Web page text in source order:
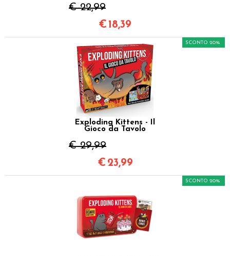
€ 22,99
€ 18,39
Exploding Kittens - Il
Gioco da Tavolo
€ 29,99
SCONTO 20%
€ 23,99
SCONTO 20%